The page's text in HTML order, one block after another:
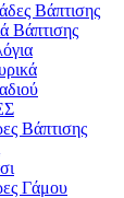
Βάπτισης
Βάπτισης
Βάπτισης
Γάμου